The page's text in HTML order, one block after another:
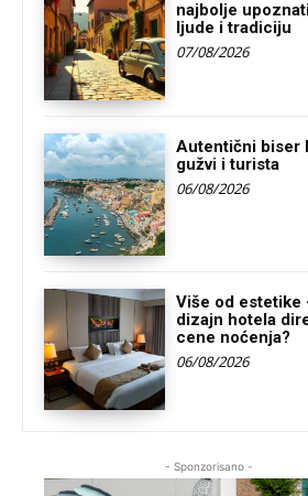
najbolje
ljude i tradiciju
07/08/2026
Autentični biser
gužvi i turista
06/08/2026
Više od estetike
dizajn hotela
cene noćenja?
06/08/2026
- Sponzorisano -